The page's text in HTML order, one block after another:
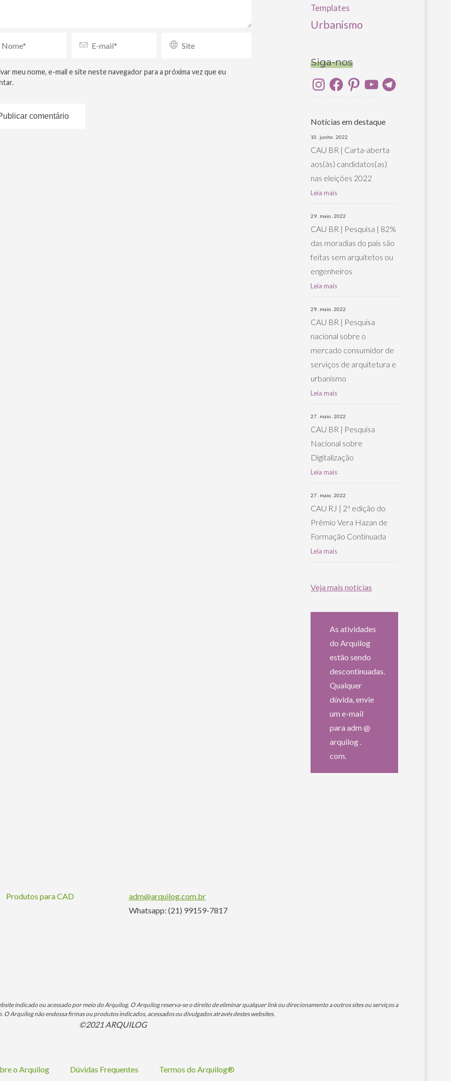
meu nome, e-mail e site neste navegador para a próxima vez que eu
Templates
Urbanismo
Siga-nos
InstagramFacebookPinterestYouTubeTelegram
Notícias em destaque
10 . junho . 2022
CAU BR | Carta-aberta
aos(às) candidatos(as)
nas eleições 2022
Leia mais
29 . maio . 2022
CAU BR | Pesquisa | 82%
das moradias do país são
feitas sem arquitetos ou
engenheiros
Leia mais
29 . maio . 2022
CAU BR | Pesquisa
nacional sobre o
mercado consumidor de
serviços de arquitetura e
urbanismo
Leia mais
27 . maio . 2022
CAU BR | Pesquisa
Nacional sobre
Digitalização
Leia mais
27 . maio . 2022
CAU RJ | 2ª edição do
Prêmio Vera Hazan de
Formação Continuada
Leia mais
Veja mais notícias
As atividades
do Arquilog
estão sendo
descontinuadas.
Qualquer
dúvida, envie
um e-mail
para adm @
arquilog .
com.
Produtos para CAD
adm@arquilog.com.br
Whatsapp: (21) 99159-7817
indicado ou acessado por meio do Arquilog. O Arquilog reserva-se o direito de eliminar qualquer link ou direcionamento a outros sites ou serviços a
O Arquilog não endossa firmas ou produtos indicados, acessados ou divulgados através destes websites.
©2021 ARQUILOG
o Arquilog Dúvidas Frequentes Termos do Arquilog®